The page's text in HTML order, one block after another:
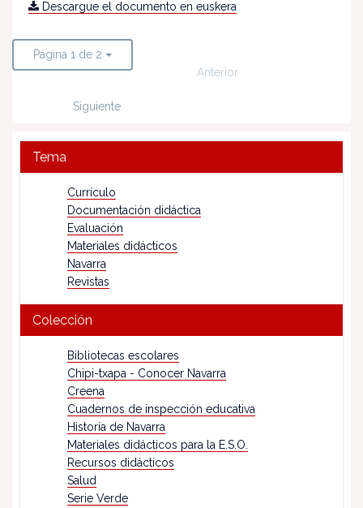
Descargue el documento en euskera
Página 1 de 2
Anterior
Siguiente
Tema
Currículo
Documentación didáctica
Evaluación
Materiales didácticos
Navarra
Revistas
Colección
Bibliotecas escolares
Chipi-txapa - Conocer Navarra
Creena
Cuadernos de inspección educativa
Historia de Navarra
Materiales didácticos para la E.S.O.
Recursos didácticos
Salud
Serie Verde